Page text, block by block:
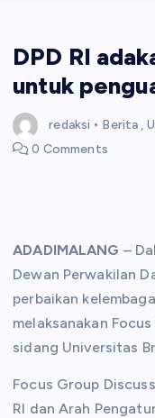
DPD RI
untuk
redaksi Berita ,
0 Comments
ADADIMALANG –
Dewan Perwakilan
perbaikan
melaksanakan
sidang Universitas
Focus Group
RI dan Arah